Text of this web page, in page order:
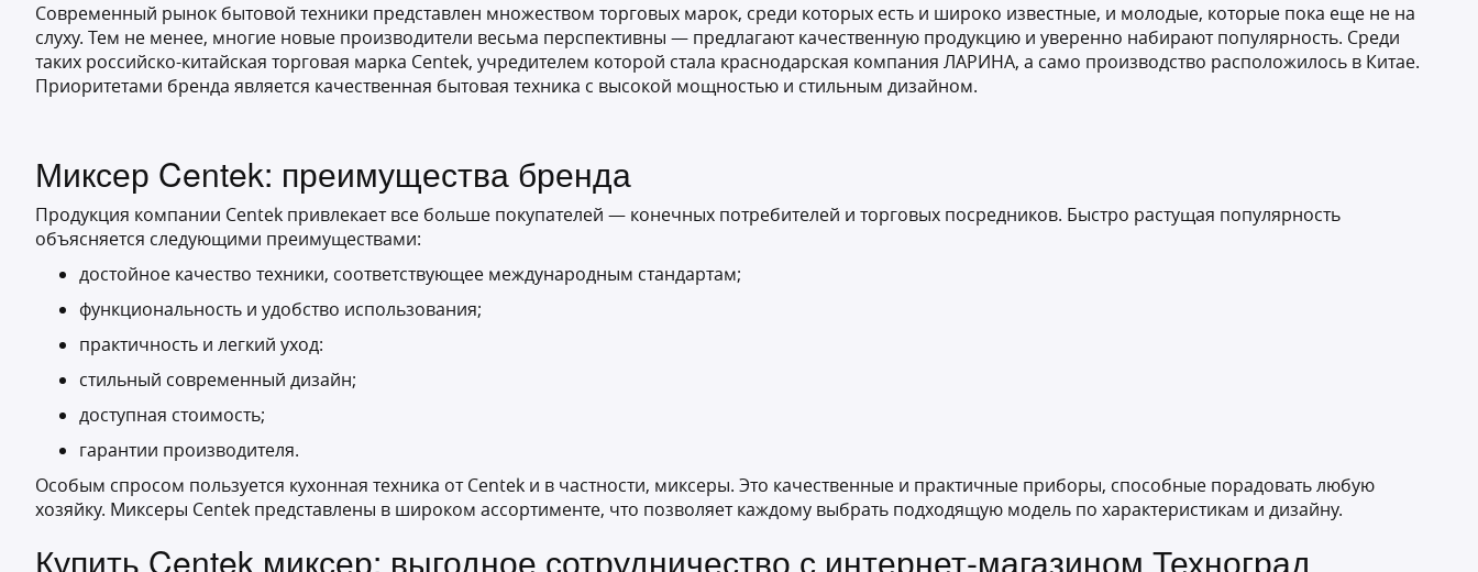
Современный рынок бытовой техники представлен множеством торговых марок, среди которых есть и широко известные, и молодые, которые пока еще не на
слуху. Тем не менее, многие новые производители весьма перспективны — предлагают качественную продукцию и уверенно набирают популярность. Среди
таких российско-китайская торговая марка Centek, учредителем которой стала краснодарская компания ЛАРИНА, а само производство расположилось в Китае.
Приоритетами бренда является качественная бытовая техника с высокой мощностью и стильным дизайном.
Миксер Centek: преимущества бренда
Продукция компании Centek привлекает все больше покупателей — конечных потребителей и торговых посредников. Быстро растущая популярность
объясняется следующими преимуществами:
достойное качество техники, соответствующее международным стандартам;
функциональность и удобство использования;
практичность и легкий уход:
стильный современный дизайн;
доступная стоимость;
гарантии производителя.
Особым спросом пользуется кухонная техника от Centek и в частности, миксеры. Это качественные и практичные приборы, способные порадовать любую
хозяйку. Миксеры Centek представлены в широком ассортименте, что позволяет каждому выбрать подходящую модель по характеристикам и дизайну.
Купить Centek миксер: выгодное сотрудничество с интернет-магазином Техноград